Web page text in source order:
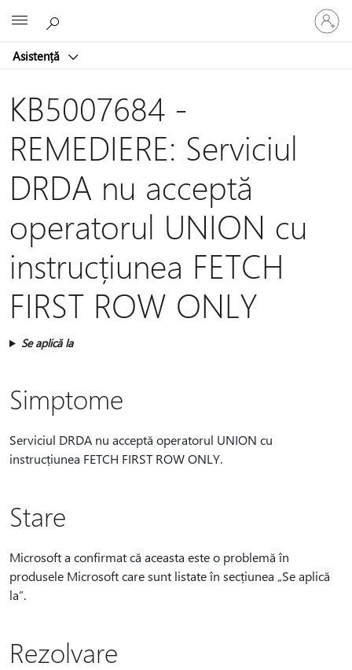
Asistență
vă
la
dvs.
KB5007684 -
REMEDIERE: Serviciul
DRDA nu acceptă
operatorul UNION cu
instrucțiunea FETCH
FIRST ROW ONLY
Se aplică la
Simptome
Serviciul DRDA nu acceptă operatorul UNION cu
instrucțiunea FETCH FIRST ROW ONLY.
Stare
Microsoft a confirmat că aceasta este o problemă în
produsele Microsoft care sunt listate în secțiunea „Se aplică
la”.
Rezolvare